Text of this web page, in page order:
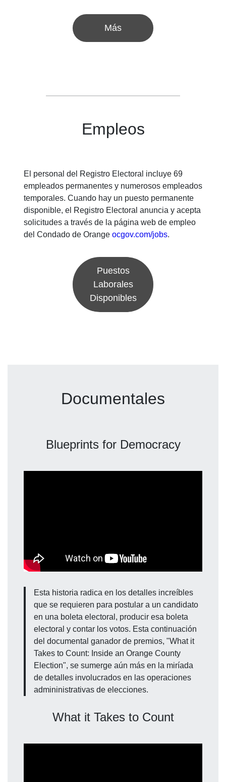
Más
Empleos
El personal del Registro Electoral incluye 69
empleados permanentes y numerosos empleados
temporales. Cuando hay un puesto permanente
disponible, el Registro Electoral anuncia y acepta
solicitudes a través de la página web de empleo
del Condado de Orange ocgov.com/jobs.
Puestos
Laborales
Disponibles
Documentales
Blueprints for Democracy
Esta historia radica en los detalles increíbles
que se requieren para postular a un candidato
en una boleta electoral, producir esa boleta
electoral y contar los votos. Esta continuación
del documental ganador de premios, "What it
Takes to Count: Inside an Orange County
Election", se sumerge aún más en la miríada
de detalles involucrados en las operaciones
admininistrativas de elecciones.
What it Takes to Count